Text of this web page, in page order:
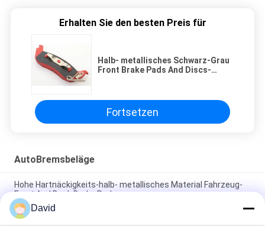
Erhalten Sie den besten Preis für
Halb- metallisches Schwarz-Grau
Front Brake Pads And Discs-
Fortsetzen
AutoBremsbeläge
Hohe Hartnäckigkeits-halb- metallisches Material Fahrzeug-
Front And Back Brake Padss
Kundengebundenes Modell Front And Rear Brake Pads kein
David